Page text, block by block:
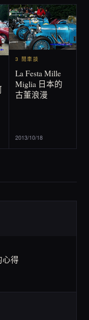
3 閒車談
La Festa Mille
Miglia 日本的
古董浪漫
2013/10/18
心得